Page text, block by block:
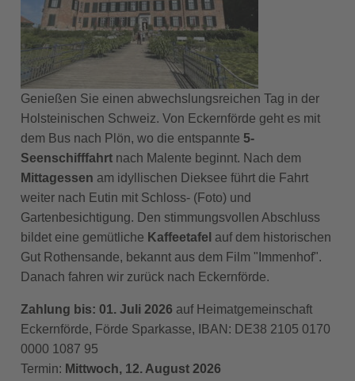
Genießen Sie einen abwechslungsreichen Tag in der
Holsteinischen Schweiz. Von Eckernförde geht es mit
dem Bus nach Plön, wo die entspannte 5-
Seenschifffahrt nach Malente beginnt. Nach dem
Mittagessen am idyllischen Dieksee führt die Fahrt
weiter nach Eutin mit Schloss- (Foto) und
Gartenbesichtigung. Den stimmungsvollen Abschluss
bildet eine gemütliche Kaffeetafel auf dem historischen
Gut Rothensande, bekannt aus dem Film "Immenhof".
Danach fahren wir zurück nach Eckernförde.
Zahlung bis: 01. Juli 2026 auf Heimatgemeinschaft
Eckernförde, Förde Sparkasse, IBAN: DE38 2105 0170
0000 1087 95
Termin: Mittwoch, 12. August 2026